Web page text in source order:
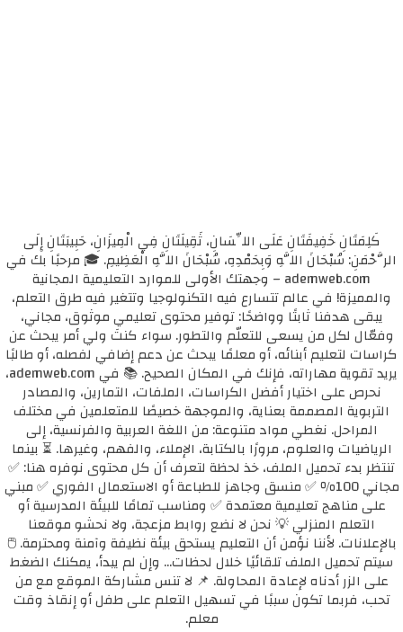
كَلِمَتَانِ خَفِيفَتَانِ عَلَى اللِّسَانِ، ثَقِيلَتَانِ فِي الْمِيزَانِ، حَبِيبَتَانِ إِلَى
الرَّحْمَنِ: سُبْحَانَ اللَّهِ وَبِحَمْدِهِ، سُبْحَانَ اللَّهِ الْعَظِيمِ. 🎓 مرحبًا بك في
ademweb.com – وجهتك الأولى للموارد التعليمية المجانية
والمميزة! في عالم تتسارع فيه التكنولوجيا وتتغير فيه طرق التعلم،
يبقى هدفنا ثابتًا وواضحًا: توفير محتوى تعليمي موثوق، مجاني،
وفعّال لكل من يسعى للتعلّم والتطور. سواء كنتَ ولي أمر يبحث عن
كراسات لتعليم أبنائه، أو معلمًا يبحث عن دعم إضافي لفصله، أو طالبًا
يريد تقوية مهاراته، فإنك في المكان الصحيح. 📚 في ademweb.com،
نحرص على اختيار أفضل الكراسات، الملفات، التمارين، والمصادر
التربوية المصممة بعناية، والموجهة خصيصًا للمتعلمين في مختلف
المراحل. نغطي مواد متنوعة: من اللغة العربية والفرنسية، إلى
الرياضيات والعلوم، مرورًا بالكتابة، الإملاء، والفهم، وغيرها. ⏳ بينما
تنتظر بدء تحميل الملف، خذ لحظة لتعرف أن كل محتوى نوفره هنا: ✅
مجاني 100٪ ✅ منسق وجاهز للطباعة أو الاستعمال الفوري ✅ مبني
على مناهج تعليمية معتمدة ✅ ومناسب تمامًا للبيئة المدرسية أو
التعلم المنزلي 💡 نحن لا نضع روابط مزعجة، ولا نحشو موقعنا
بالإعلانات. لأننا نؤمن أن التعليم يستحق بيئة نظيفة وآمنة ومحترمة. 🖱️
سيتم تحميل الملف تلقائيًا خلال لحظات... وإن لم يبدأ، يمكنك الضغط
على الزر أدناه لإعادة المحاولة. 📌 لا تنس مشاركة الموقع مع من
تحب، فربما تكون سببًا في تسهيل التعلم على طفل أو إنقاذ وقت
معلم.